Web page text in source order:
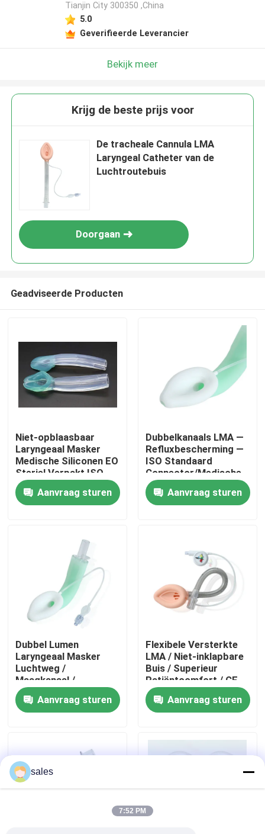
Thuis
Over ons
Fabrieksreis
Kwaliteitscontrole
Contacteer ons
Vraag een offerte aan
ET Buisluchtroute
Tianjin City 300350 ,China
5.0
Geverifieerde Leverancier
Bekijk meer
Krijg de beste prijs voor
De tracheale Cannula LMA
Laryngeal Catheter van de
Luchtroutebuis
Doorgaan
Geadviseerde Producten
Niet-opblaasbaar
Laryngeaal Masker
Medische Siliconen EO
Steriel Verpakt ISO
Gecertificeerd
Aanvraag sturen
Dubbelkanaals LMA —
Refluxbescherming —
ISO Standaard
Connector/Medische
Siliconen
Structuur/CE ISO
Aanvraag sturen
Dubbel Lumen
Laryngeaal Masker
Luchtweg /
Maagkanaal /
Medische Siliconen
Structuur/CE ISO
Aanvraag sturen
Flexibele Versterkte
LMA / Niet-inklapbare
Buis / Superieur
Patiëntcomfort / CE
ISO Gecertificeerd
Aanvraag sturen
sales
7:52 PM